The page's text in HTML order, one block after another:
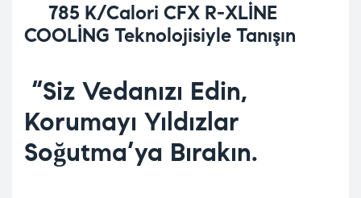
785 K/Calori CFX R-XLİNE
COOLİNG Teknolojisiyle Tanışın
“Siz Vedanızı Edin,
Korumayı Yıldızlar
Soğutma’ya Bırakın.